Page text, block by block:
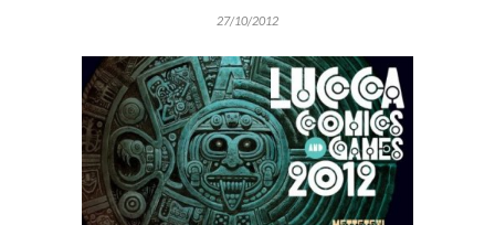
27/10/2012